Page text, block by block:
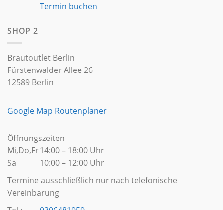
Termin buchen
SHOP 2
Brautoutlet Berlin
Fürstenwalder Allee 26
12589 Berlin
Google Map Routenplaner
Öffnungszeiten
Mi,Do,Fr
Sa
14:00 – 18:00 Uhr
10:00 – 12:00 Uhr
Termine ausschließlich nur nach telefonische
Vereinbarung